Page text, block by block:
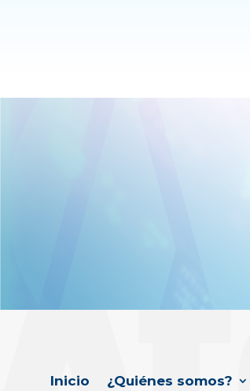
Inicio ¿Quiénes somos?